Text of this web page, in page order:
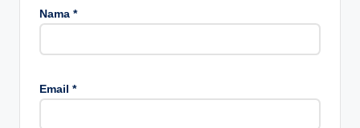
Nama *
Email *